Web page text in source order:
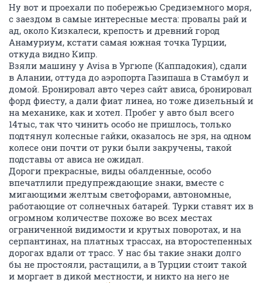
Ну вот и проехали по побережью Средиземного моря,
с заездом в самые интересные места: провалы рай и
ад, около Кизкалеси, крепость и древний город
Анамуриум, кстати самая южная точка Турции,
откуда видно Кипр.
Взяли машину у Avisa в Ургюпе (Каппадокия), сдали
в Алании, оттуда до аэропорта Газипаша в Стамбул и
домой. Бронировал авто через сайт ависа, бронировал
форд фиесту, а дали фиат линеа, но тоже дизельный и
на механике, как и хотел. Пробег у авто был всего
14тыс, так что чинить особо не пришлось, только
подтянул колесные гайки, оказалось не зря, на одном
колесе они почти от руки были закручены, такой
подставы от ависа не ожидал.
Дороги прекрасные, виды обалденные, особо
впечатлили предупреждающие знаки, вместе с
мигающими желтым светофорами, автономные,
работающие от солнечных батарей. Турки ставят их в
огромном количестве похоже во всех местах
ограниченной видимости и крутых поворотах, и на
серпантинах, на платных трассах, на второстепенных
дорогах вдали от трасс. У нас бы такие знаки долго
бы не простояли, растащили, а в Турции стоит такой
и моргает в дикой местности, и никто на него не